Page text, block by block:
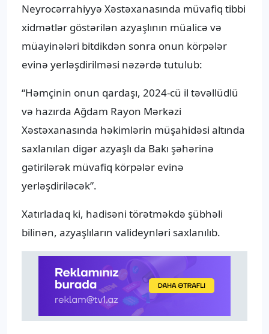
Neyrocərrahiyyə Xəstəxanasında müvafiq tibbi
xidmətlər göstərilən azyaşlının müalicə və
müayinələri bitdikdən sonra onun körpələr
evinə yerləşdirilməsi nəzərdə tutulub:
“Həmçinin onun qardaşı, 2024-cü il təvəllüdlü
və hazırda Ağdam Rayon Mərkəzi
Xəstəxanasında həkimlərin müşahidəsi altında
saxlanılan digər azyaşlı da Bakı şəhərinə
gətirilərək müvafiq körpələr evinə
yerləşdiriləcək”.
Xatırladaq ki, hadisəni törətməkdə şübhəli
bilinən, azyaşlıların valideynləri saxlanılıb.